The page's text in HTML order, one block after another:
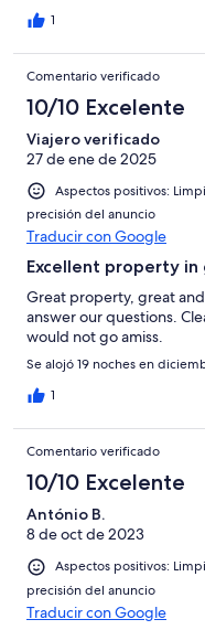
1
Comentario verificado
10/10 Excelente
Viajero verificado
27 de ene de 2025
Aspectos positivos:
precisión del anuncio
Traducir con Google
Excellent property
Great property, great
answer our questions.
would not go amiss.
Se alojó 19 noches en
1
Comentario verificado
10/10 Excelente
António B.
8 de oct de 2023
Aspectos positivos:
precisión del anuncio
Traducir con Google